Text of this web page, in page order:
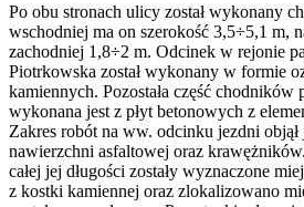
Po obu stronach ulicy został wykonany
wschodniej ma on szerokość 3,5÷5,1 m,
zachodniej 1,8÷2 m. Odcinek w rejonie
Piotrkowska został wykonany w formie
kamiennych. Pozostała część chodników
wykonana jest z płyt betonowych z
Zakres robót na ww. odcinku jezdni
nawierzchni asfaltowej oraz
całej jej długości zostały wyznaczone
z kostki kamiennej oraz zlokalizowano